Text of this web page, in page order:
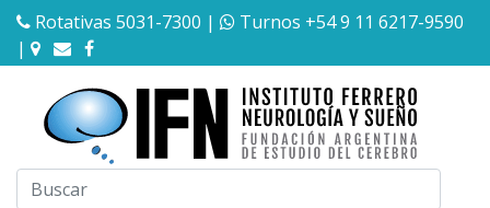
Rotativas 5031-7300 |
Turnos +54 9 11 6217-9590
|